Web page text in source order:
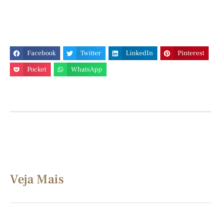
Facebook Twitter LinkedIn
Pinterest
Pocket
WhatsApp
Veja Mais